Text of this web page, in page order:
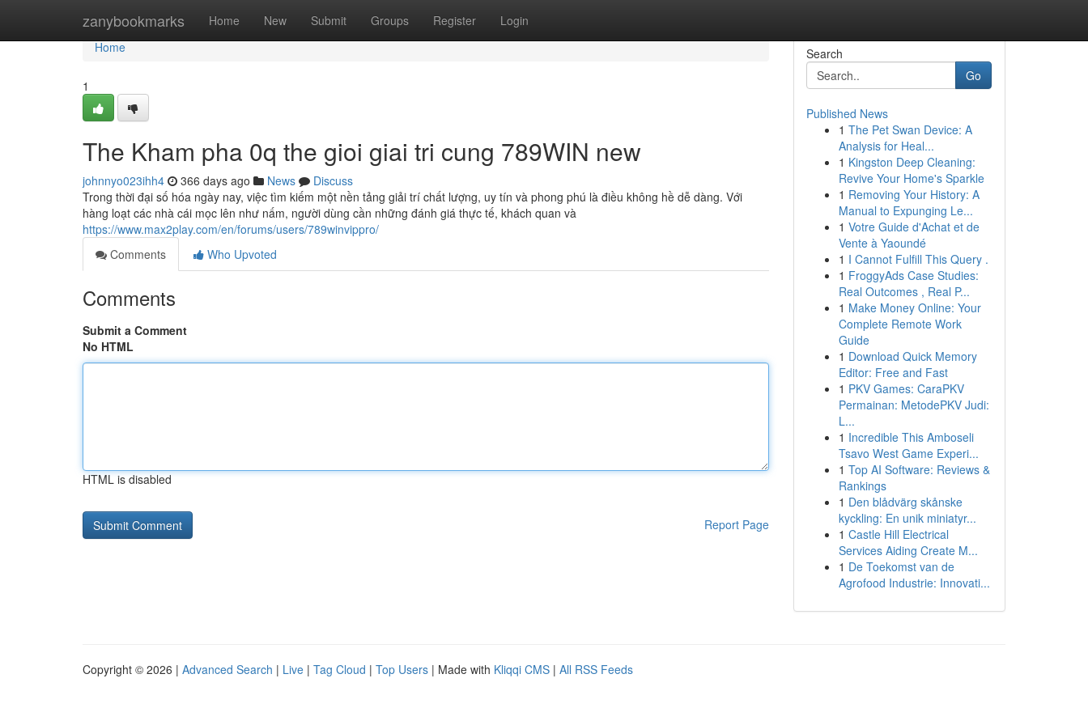
zanybookmarks Home New Submit Groups Register Login
Home
Home
1
The Kham pha 0q the gioi giai tri cung 789WIN new
johnnyo023ihh4 366 days ago News
Discuss
Trong thời đại số hóa ngày nay, việc tìm kiếm một nền tảng giải trí chất lượng, uy tín và phong phú là điều không hề dễ dàng. Với
hàng loạt các nhà cái mọc lên như nấm, người dùng cần những đánh giá thực tế, khách quan và
https://www.max2play.com/en/forums/users/789winvippro/
Comments
Who Upvoted
Comments
Submit a Comment
No HTML
HTML is disabled
Report Page
Search
Go
Published News
1 The Pet Swan Device: A
Analysis for Heal...
1 Kingston Deep Cleaning:
Revive Your Home's Sparkle
1 Removing Your History: A
Manual to Expunging Le...
1 Votre Guide d'Achat et de
Vente à Yaoundé
1 I Cannot Fulfill This Query .
1 FroggyAds Case Studies:
Real Outcomes , Real P...
1 Make Money Online: Your
Complete Remote Work
Guide
1 Download Quick Memory
Editor: Free and Fast
1 PKV Games: CaraPKV
Permainan: MetodePKV Judi:
L...
1 Incredible This Amboseli
Tsavo West Game Experi...
1 Top AI Software: Reviews &
Rankings
1 Den blådvärg skånske
kyckling: En unik miniatyr...
1 Castle Hill Electrical
Services Aiding Create M...
1 De Toekomst van de
Agrofood Industrie: Innovati...
Copyright © 2026 | Advanced Search | Live | Tag Cloud | Top Users | Made with Kliqqi CMS | All RSS Feeds